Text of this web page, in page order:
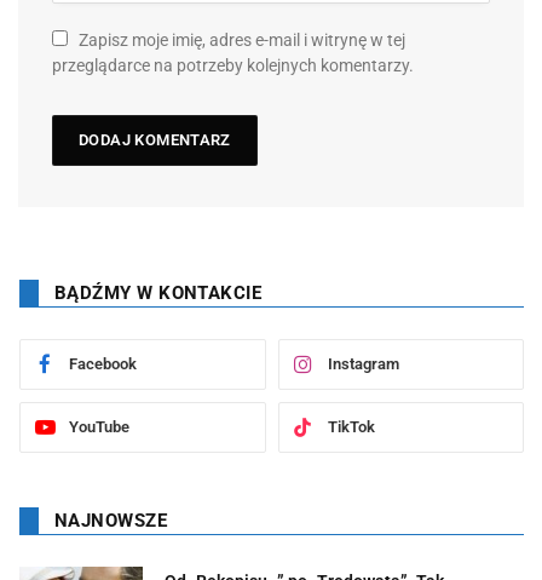
Zapisz moje imię, adres e-mail i witrynę w tej
przeglądarce na potrzeby kolejnych komentarzy.
BĄDŹMY W KONTAKCIE
Facebook Instagram
YouTube TikTok
NAJNOWSZE